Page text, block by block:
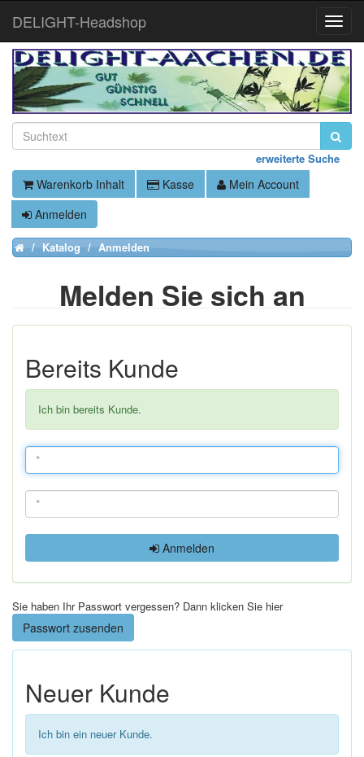
erweiterte Suche
Warenkorb Inhalt Kasse
Mein Account
Anmelden
HomeKatalog Anmelden
Melden Sie sich an
Bereits Kunde
Ich bin bereits Kunde.
Anmelden
Sie haben Ihr Passwort vergessen? Dann klicken Sie hier
Passwort zusenden
Neuer Kunde
Ich bin ein neuer Kunde.
Toggle
DELIGHT-Headshop